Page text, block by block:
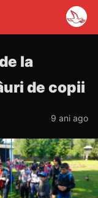
la
de copii
9 ani ago